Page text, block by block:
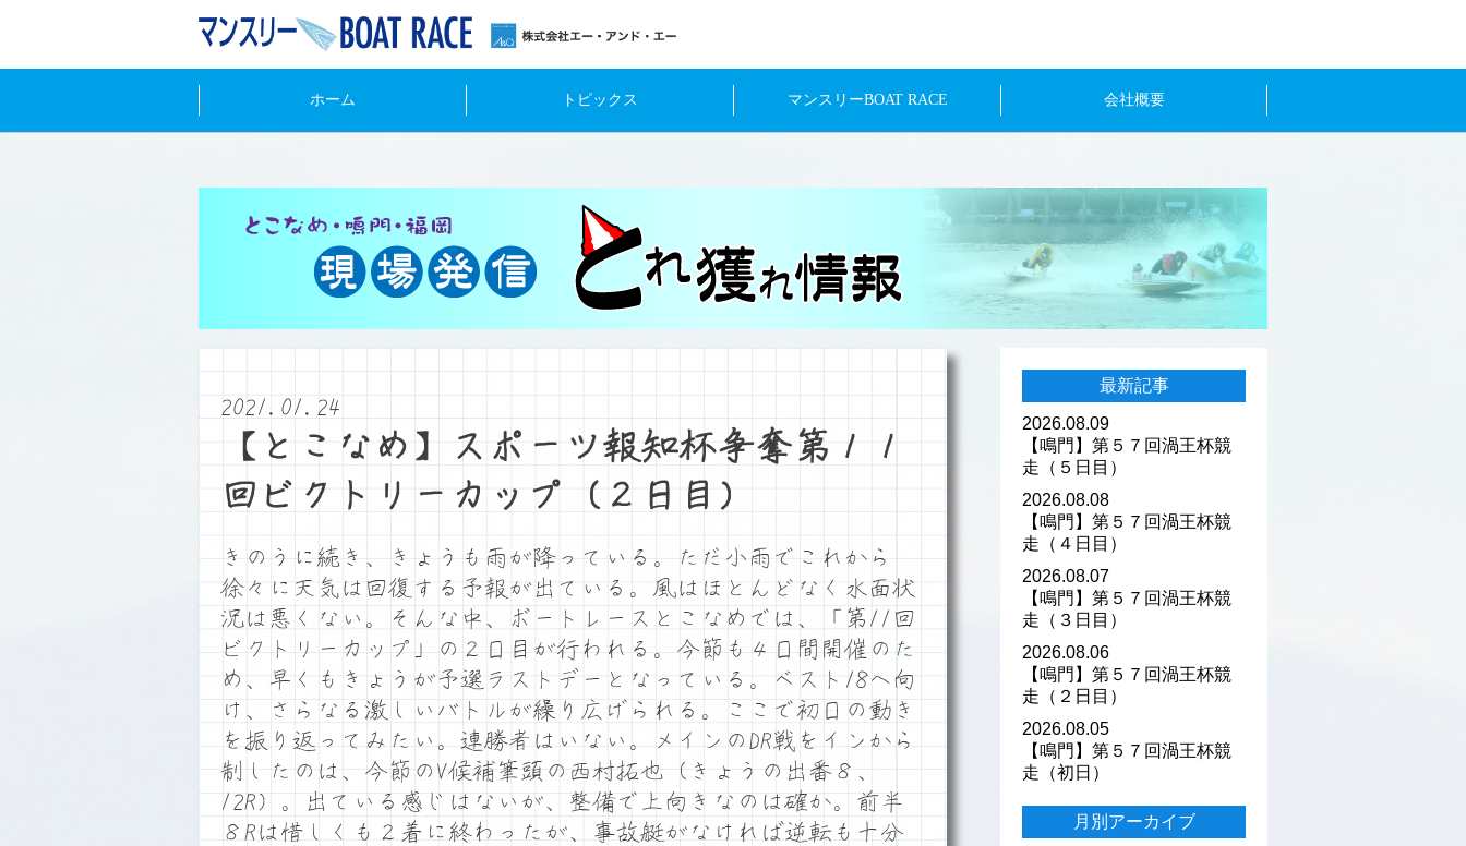
ホーム トピックス マンスリーBOAT RACE 会社概要
2021.01.24
【とこなめ】スポーツ報知杯争奪第１１
回ビクトリーカップ（２日目）
きのうに続き、きょうも雨が降っている。ただ小雨でこれから
徐々に天気は回復する予報が出ている。風はほとんどなく水面状
況は悪くない。そんな中、ボートレースとこなめでは、「第11回
ビクトリーカップ」の２日目が行われる。今節も４日間開催のた
め、早くもきょうが予選ラストデーとなっている。ベスト18へ向
け、さらなる激しいバトルが繰り広げられる。ここで初日の動き
を振り返ってみたい。連勝者はいない。メインのDR戦をインから
制したのは、今節のV候補筆頭の西村拓也（きょうの出番８、
12R）。出ている感じはないが、整備で上向きなのは確か。前半
８Rは惜しくも２着に終わったが、事故艇がなければ逆転も十分
最新記事
2026.08.09
【鳴門】第５７回渦王杯競
走（５日目）
2026.08.08
【鳴門】第５７回渦王杯競
走（４日目）
2026.08.07
【鳴門】第５７回渦王杯競
走（３日目）
2026.08.06
【鳴門】第５７回渦王杯競
走（２日目）
2026.08.05
【鳴門】第５７回渦王杯競
走（初日）
月別アーカイブ